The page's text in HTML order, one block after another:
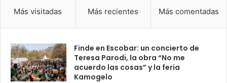
Más visitadas Más recientes Más comentadas
Finde en Escobar: un concierto de
Teresa Parodi, la obra “No me
acuerdo las cosas” y la feria
Kamogelo